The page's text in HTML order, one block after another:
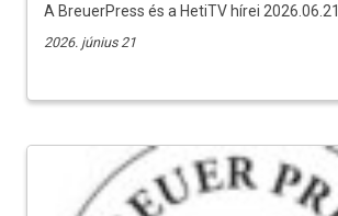
A BreuerPress és a HetiTV hírei 2026.06.21.
2026. június 21